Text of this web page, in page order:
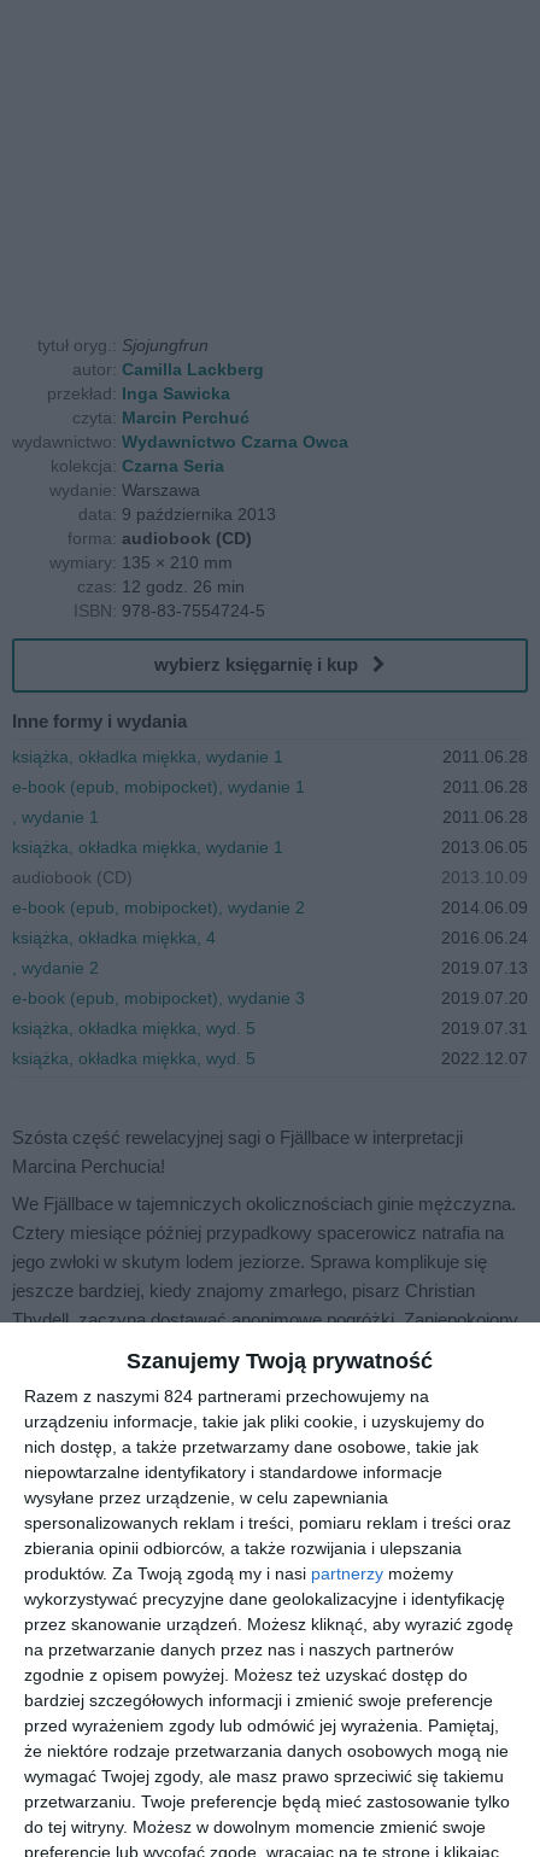
Szanujemy Twoją prywatność
Razem z naszymi 824 partnerami przechowujemy na
urządzeniu informacje, takie jak pliki cookie, i uzyskujemy do
nich dostęp, a także przetwarzamy dane osobowe, takie jak
niepowtarzalne identyfikatory i standardowe informacje
wysyłane przez urządzenie, w celu zapewniania
spersonalizowanych reklam i treści, pomiaru reklam i treści oraz
zbierania opinii odbiorców, a także rozwijania i ulepszania
produktów. Za Twoją zgodą my i nasi partnerzy możemy
wykorzystywać precyzyjne dane geolokalizacyjne i identyfikację
przez skanowanie urządzeń. Możesz kliknąć, aby wyrazić zgodę
na przetwarzanie danych przez nas i naszych partnerów
zgodnie z opisem powyżej. Możesz też uzyskać dostęp do
bardziej szczegółowych informacji i zmienić swoje preferencje
przed wyrażeniem zgody lub odmówić jej wyrażenia.
Pamiętaj,
że niektóre rodzaje przetwarzania danych osobowych mogą nie
wymagać Twojej zgody, ale masz prawo sprzeciwić się takiemu
przetwarzaniu. Twoje preferencje będą mieć zastosowanie tylko
do tej witryny. Możesz w dowolnym momencie zmienić swoje
preferencje lub wycofać zgodę, wracając na tę stronę i klikając
tytuł oryg.: Sjojungfrun
autor: Camilla Lackberg
przekład: Inga Sawicka
czyta: Marcin Perchuć
wydawnictwo: Wydawnictwo Czarna Owca
kolekcja: Czarna Seria
wydanie: Warszawa
data: 9 października 2013
forma: audiobook (CD)
wymiary: 135 × 210 mm
czas: 12 godz. 26 min
ISBN: 978-83-7554724-5
wybierz księgarnię i kup
Inne formy i wydania
książka, okładka miękka, wydanie 1
2011.06.28
e-book (epub, mobipocket), wydanie 1
2011.06.28
, wydanie 1
2011.06.28
książka, okładka miękka, wydanie 1
2013.06.05
audiobook (CD)
2013.10.09
e-book (epub, mobipocket), wydanie 2
2014.06.09
książka, okładka miękka, 4
2016.06.24
, wydanie 2
2019.07.13
e-book (epub, mobipocket), wydanie 3
2019.07.20
książka, okładka miękka, wyd. 5
2019.07.31
książka, okładka miękka, wyd. 5
2022.12.07
Szósta część rewelacyjnej sagi o Fjällbace w interpretacji
Marcina Perchucia!
We Fjällbace w tajemniczych okolicznościach ginie mężczyzna.
Cztery miesiące później przypadkowy spacerowicz natrafia na
jego zwłoki w skutym lodem jeziorze. Sprawa komplikuje się
jeszcze bardziej, kiedy znajomy zmarłego, pisarz Christian
Thydell, zaczyna dostawać anonimowe pogróżki. Zaniepokojony
zwierza się Erice Falck, a ona pokazuje jeden z listów Patrikowi.
Patrik jest przekonany, że Christianowi grozi niebezpieczeństwo.
Ktoś szczerze go nienawidzi i nie zawaha się spełnić groźby.
Kiedy znalezione zostają zwłoki kolejnego mężczyzny, policja
doszukuje się wspólnego wątku, a trop prowadzi w przeszłość...
Saga kryminalna Camilli Läckberg osiągnęła światowy sukces
czytelniczy. To nie tylko mroczne thrillery, ale również doskonałe
powieści obyczajowe, znakomicie oddające klimat współczesnej
szwedzkiej prowincji. Od lat zajmują czołowe miejsca na
europejskich listach bestsellerów. Książki Läckberg
przetłumaczono na ponad 35 języków. Jesienią 2011 roku
rozpoczęły się zdjęcia do międzynarodowej produkcji filmowej
,,Morderstwa we Fjällbace", osnutej na kanwie jej powieści.
Camilla Läckberg
, jedna z najciekawszych szwedzkich pisarek,
uznawana za mistrzynię skandynawskiego kryminału. Jest także
autorką książeczki dla dzieci i dwóch książek kulinarnych.